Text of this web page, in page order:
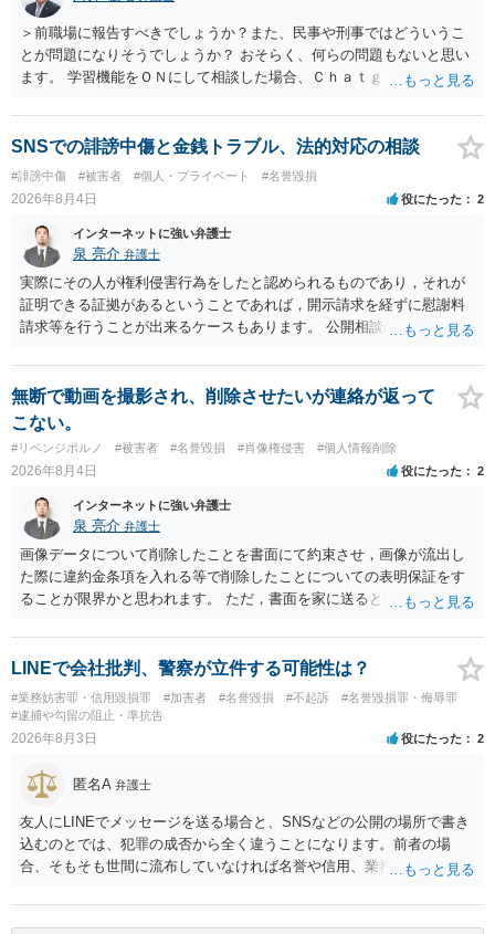
＞前職場に報告すべきでしょうか？また、民事や刑事ではどういうこ
とが問題になりそうでしょうか？ おそらく、何らの問題もないと思い
ます。 学習機能をＯＮにして相談した場合、Ｃｈａｔｇｐｔがｏｐｅ
する可能性がありますが、個人名や会社名を特定していない限り、一
般論として抽象化されて回答に織り込まれる可能性が生じるにすぎま
せんので、その情報自体が、秘密情報に当たるとは思えませんし、名
誉棄損として、個人や会社に対する誹謗中傷の不特定多数への公開に
当たるとも思われません。 もちろん、誰がその内容をｃｈａｔｇｐｔ
に入力したかも第三者にしられることはないので、個人や会社の特定
をせずに書き込んだことで（おそらく特定して書き込んだとして
も）、相談者さんが刑事民事の責任に問われることはないでしょう。
私見ながらご参考まで。
SNSでの誹謗中傷と金銭トラブル、法的対応の相談
#誹謗中傷 #被害者 #個人・プライベート #名誉毀損
2026年8月4日 役にたった 2
インターネットに強い弁護士
泉 亮介 弁護士
実際にその人が権利侵害行為をしたと認められるものであり，それが
証明できる証拠があるということであれば，開示請求を経ずに慰謝料
請求等を行うことが出来るケースもあります。 公開相談の場では回答
に個別に相談されると良いでしょう。
無断で動画を撮影され、削除させたいが連絡が返って
こない。
#リベンジポルノ #被害者 #名誉毀損 #肖像権侵害 #個人情報削除
2026年8月4日 役にたった 2
インターネットに強い弁護士
泉 亮介 弁護士
画像データについて削除したことを書面にて約束させ，画像が流出し
た際に違約金条項を入れる等で削除したことについての表明保証をす
ることが限界かと思われます。 ただ，書面を家に送ると家族に不貞行
除等を求めることは避けたほうが良いかと思われます。
LINEで会社批判、警察が立件する可能性は？
#業務妨害罪・信用毀損罪 #加害者 #名誉毀損 #不起訴
#名誉毀損罪・侮辱罪
#逮捕や勾留の阻止・準抗告
2026年8月3日 役にたった 2
匿名A 弁護士
友人にLINEでメッセージを送る場合と、SNSなどの公開の場所で書き
込むのとでは、犯罪の成否から全く違うことになります。前者の場
合、そもそも世間に流布していなければ名誉や信用、業務にかかる犯